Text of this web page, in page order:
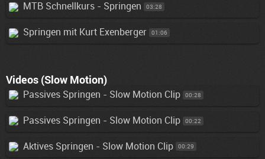
MTB Schnellkurs - Springen 03:28
Springen mit Kurt Exenberger 01:06
Videos (Slow Motion)
Passives Springen - Slow Motion Clip 00:28
Passives Springen - Slow Motion Clip 00:22
Aktives Springen - Slow Motion Clip 00:29